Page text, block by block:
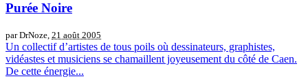
Purée Noire
par DrNoze, 21 août 2005
Un collectif d’artistes de tous poils où dessinateurs, graphistes,
vidéastes et musiciens se chamaillent joyeusement du côté de Caen.
De cette énergie...